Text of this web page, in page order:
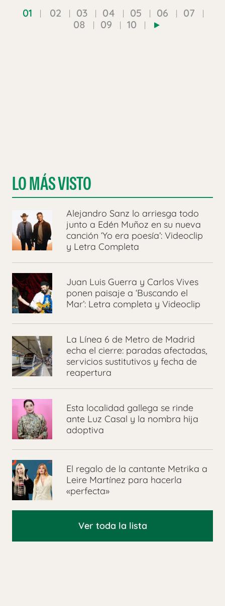
01 02 03 04 05 06
07
08
09 10
LO MÁS VISTO
Alejandro Sanz lo arriesga todo
junto a Edén Muñoz en su nueva
canción ‘Yo era poesía’: Videoclip
y Letra Completa
Juan Luis Guerra y Carlos Vives
ponen paisaje a ‘Buscando el
Mar’: Letra completa y Videoclip
La Línea 6 de Metro de Madrid
echa el cierre: paradas afectadas,
servicios sustitutivos y fecha de
reapertura
Esta localidad gallega se rinde
ante Luz Casal y la nombra hija
adoptiva
El regalo de la cantante Metrika a
Leire Martínez para hacerla
«perfecta»
Ver toda la lista